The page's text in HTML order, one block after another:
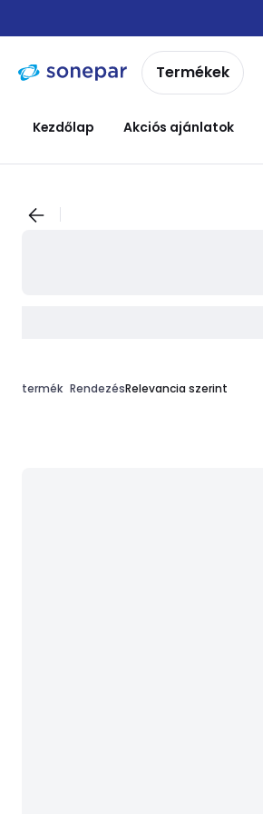
navigációhoztartalomra
Termékek
Kezdőlap Akciós ajánlatok
termék Rendezés